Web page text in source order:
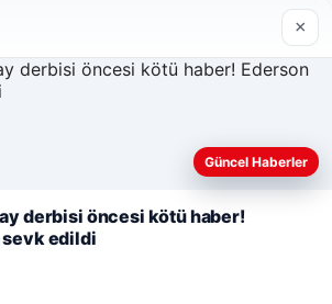
daha iyi anlayabilmek,
×
Güncel Haberler
derbisi öncesi kötü haber!
sevk edildi